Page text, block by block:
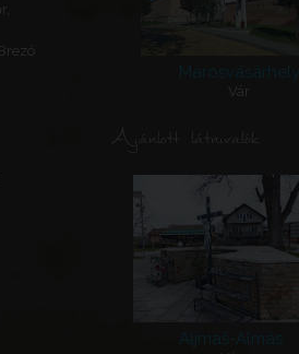
Marosvásárhely
Vár
Ajánlott látnivalók
Aljmaš-Almás